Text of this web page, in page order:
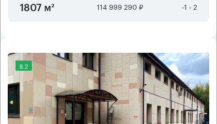
1807 м² 114 999 290 ₽ -1 - 2
8.2